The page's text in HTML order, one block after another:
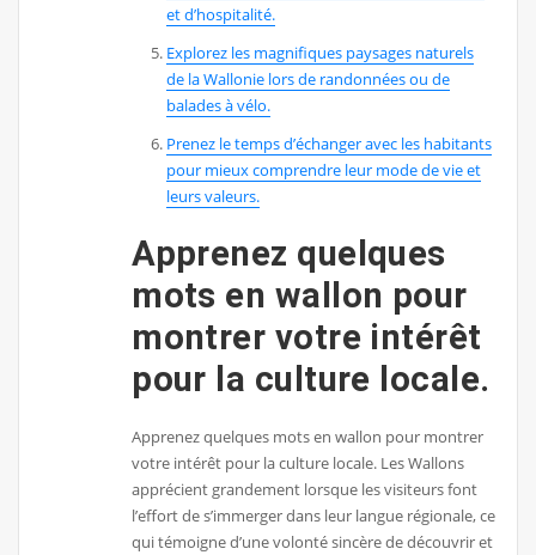
et d’hospitalité.
Explorez les magnifiques paysages naturels
de la Wallonie lors de randonnées ou de
balades à vélo.
Prenez le temps d’échanger avec les habitants
pour mieux comprendre leur mode de vie et
leurs valeurs.
Apprenez quelques
mots en wallon pour
montrer votre intérêt
pour la culture locale.
Apprenez quelques mots en wallon pour montrer
votre intérêt pour la culture locale. Les Wallons
apprécient grandement lorsque les visiteurs font
l’effort de s’immerger dans leur langue régionale, ce
qui témoigne d’une volonté sincère de découvrir et